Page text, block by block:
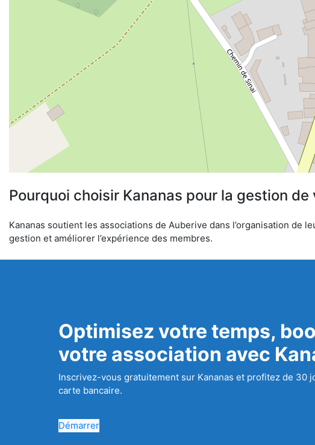
Pourquoi choisir Kananas pour la gestion
Kananas soutient les associations de Auberive dans l’organisation
gestion et améliorer l’expérience des membres.
Optimisez votre temps,
votre association avec
Inscrivez-vous gratuitement sur Kananas et profitez de 30
carte bancaire.
Démarrer